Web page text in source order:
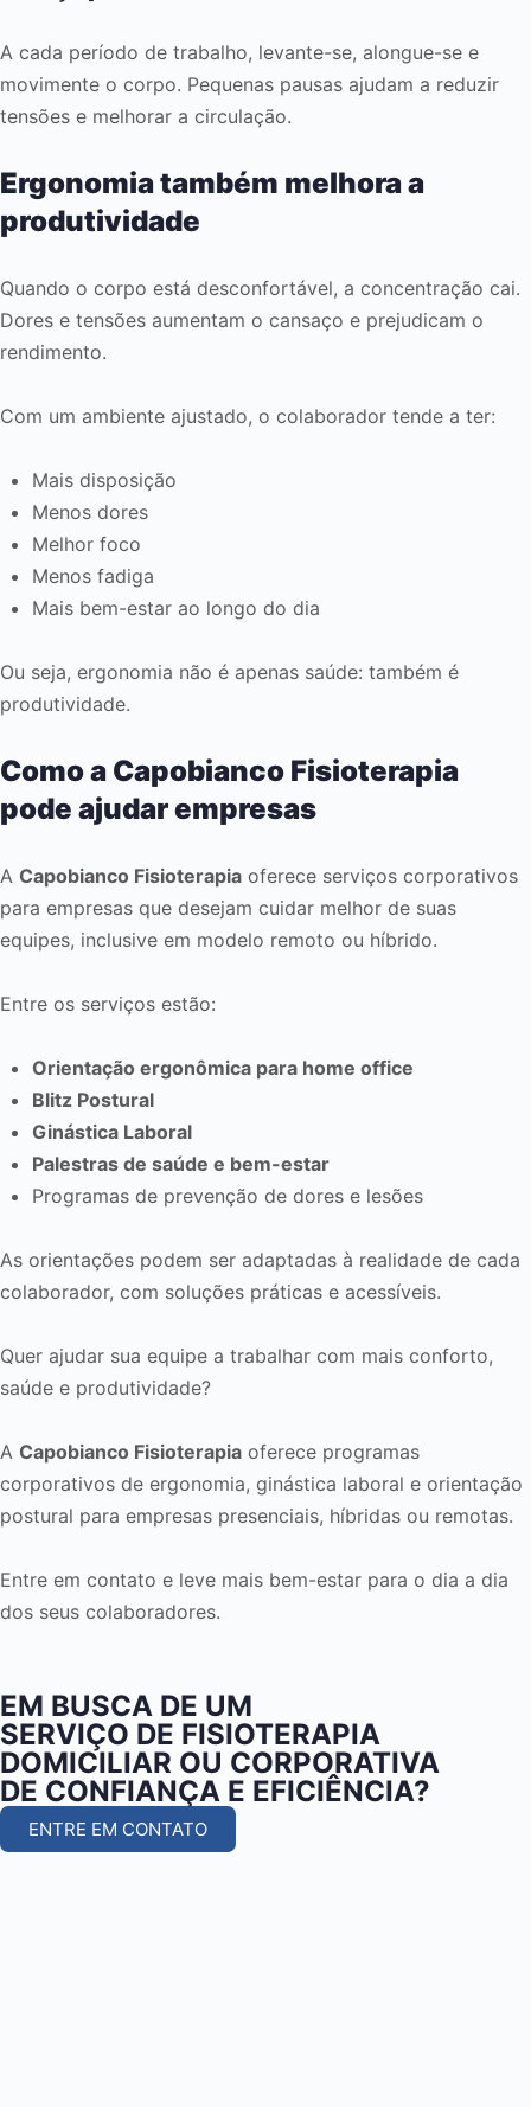
A cada período de trabalho, levante-se, alongue-se e
movimente o corpo. Pequenas pausas ajudam a reduzir
tensões e melhorar a circulação.
Ergonomia também melhora a
produtividade
Quando o corpo está desconfortável, a concentração cai.
Dores e tensões aumentam o cansaço e prejudicam o
rendimento.
Com um ambiente ajustado, o colaborador tende a ter:
Mais disposição
Menos dores
Melhor foco
Menos fadiga
Mais bem-estar ao longo do dia
Ou seja, ergonomia não é apenas saúde: também é
produtividade.
Como a Capobianco Fisioterapia
pode ajudar empresas
A Capobianco Fisioterapia oferece serviços corporativos
para empresas que desejam cuidar melhor de suas
equipes, inclusive em modelo remoto ou híbrido.
Entre os serviços estão:
Orientação ergonômica para home office
Blitz Postural
Ginástica Laboral
Palestras de saúde e bem-estar
Programas de prevenção de dores e lesões
As orientações podem ser adaptadas à realidade de cada
colaborador, com soluções práticas e acessíveis.
Quer ajudar sua equipe a trabalhar com mais conforto,
saúde e produtividade?
A Capobianco Fisioterapia oferece programas
corporativos de ergonomia, ginástica laboral e orientação
postural para empresas presenciais, híbridas ou remotas.
Entre em contato e leve mais bem-estar para o dia a dia
dos seus colaboradores.
EM BUSCA DE UM
SERVIÇO DE FISIOTERAPIA
DOMICILIAR OU CORPORATIVA
DE CONFIANÇA E EFICIÊNCIA?
ENTRE EM CONTATO